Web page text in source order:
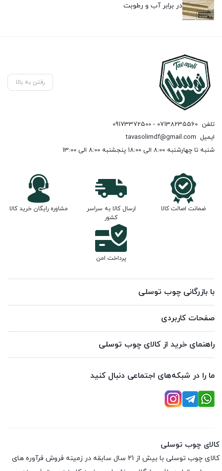
در برابر آب و رطوبت
رفتن به بالا
تلفن 07138235560 - 09173372500
ایمیل tavasolimdf@gmail.com
شنبه تا چهارشنبه 8:00 الی 18:00 پنجشنبه 8:00 الی 13:00
ضمانت اصالت کالا
ارسال کالا به سراسر
کشور
مشاوره رایگان خرید کالا
پرداخت امن
با بازرگانی چوب توسلی
صفحات کاربردی
راهنمای خرید از کالای چوب توسلی
ما را در شبکه‌های اجتماعی دنبال کنید
کالای چوب توسلی
کالای چوب توسلی با بیش از 21 سال سابقه در زمینه فروش فرآوره های